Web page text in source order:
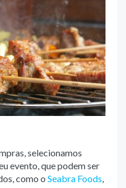
selecionamos
evento, que podem ser
como o Seabra Foods